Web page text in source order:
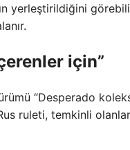
yerleştirildiğini
için”
“Desperado
Rus ruleti, temkinli